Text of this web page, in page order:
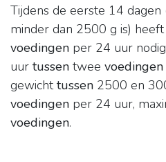
Tijdens de eerste 14
minder dan 2500 g is) heeft
voedingen per 24 uur
uur tussen twee voedingen
gewichttussen 2500 en
voedingen per 24 uur,
voedingen.